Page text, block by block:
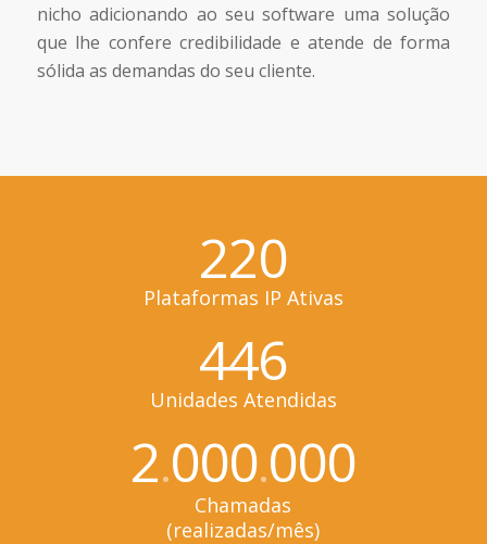
nicho adicionando ao seu software uma solução
que lhe confere credibilidade e atende de forma
sólida as demandas do seu cliente.
220
Plataformas IP Ativas
446
Unidades Atendidas
2.000.000
Chamadas
(realizadas/mês)